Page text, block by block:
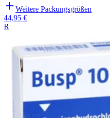
Weitere Packungsgrößen
44,95 €
R